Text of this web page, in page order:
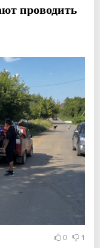
проводить
0 1